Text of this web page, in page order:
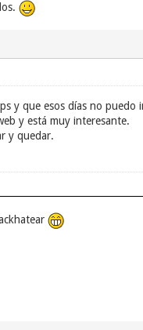
y que esos días no puedo
y está muy interesante.
y quedar.